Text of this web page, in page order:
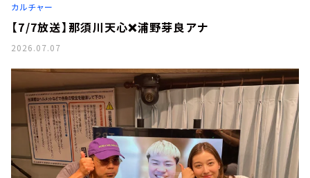
カルチャー
【7/7放送】那須川天心❌浦野芽良アナ
2026.07.07